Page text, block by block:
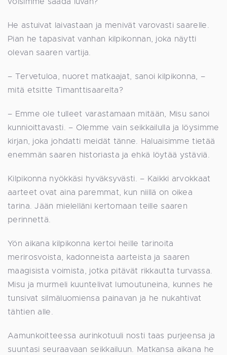
He astuivat laivastaan ja menivät varovasti saarelle.
Pian he tapasivat vanhan kilpikonnan, joka näytti
olevan saaren vartija.
– Tervetuloa, nuoret matkaajat, sanoi kilpikonna, –
mitä etsitte Timanttisaarelta?
– Emme ole tulleet varastamaan mitään, Misu sanoi
kunnioittavasti. – Olemme vain seikkailulla ja löysimme
kirjan, joka johdatti meidät tänne. Haluaisimme tietää
enemmän saaren historiasta ja ehkä löytää ystäviä.
Kilpikonna nyökkäsi hyväksyvästi. – Kaikki arvokkaat
aarteet ovat aina paremmat, kun niillä on oikea
tarina. Jään mielelläni kertomaan teille saaren
perinnettä.
Yön aikana kilpikonna kertoi heille tarinoita
merirosvoista, kadonneista aarteista ja saaren
maagisista voimista, jotka pitävät rikkautta turvassa.
Misu ja murmeli kuuntelivat lumoutuneina, kunnes he
tunsivat silmäluomiensa painavan ja he nukahtivat
tähtien alle.
Aamunkoitteessa aurinkotuuli nosti taas purjeensa ja
suuntasi seuraavaan seikkailuun. Matkansa aikana he